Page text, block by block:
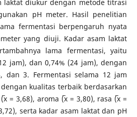
laktat diukur dengan metode titrasi
pH meter. Hasil penelitian
fermentasi berpengaruh nyata
yang diuji. Kadar asam laktat
lama fermentasi, yaitu
jam), dan 0,74% (24 jam), dengan
dan 3. Fermentasi selama 12 jam
kualitas terbaik berdasarkan
= 3,68), aroma (̅x = 3,80), rasa (̅x =
serta kadar asam laktat dan pH